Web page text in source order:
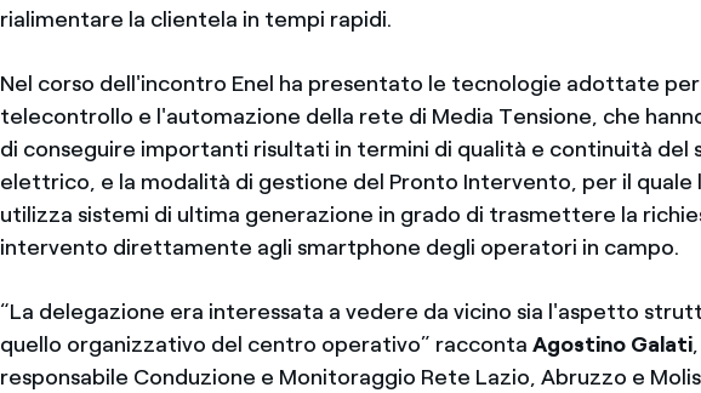
rialimentare la clientela in tempi rapidi.
Nel corso dell'incontro Enel ha presentato le tecnologie adottate per
telecontrollo e l'automazione della rete di Media Tensione, che
di conseguire importanti risultati in termini di qualità e continuità del
elettrico, e la modalità di gestione del Pronto Intervento, per il quale
utilizza sistemi di ultima generazione in grado di trasmettere la
intervento direttamente agli smartphone degli operatori in campo.
“La delegazione era interessata a vedere da vicino sia l'aspetto
quello organizzativo del centro operativo” raccontaAgostino Galati,
responsabile Conduzione e Monitoraggio Rete Lazio, Abruzzo e